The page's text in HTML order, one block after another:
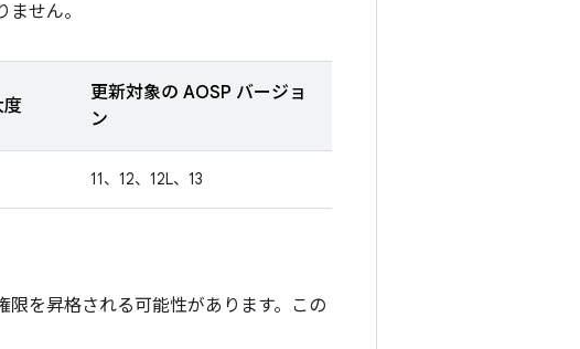
せん。
度
更新対象の AOSP バージョ
ン
11、12、12L、13
を昇格される可能性があります。この